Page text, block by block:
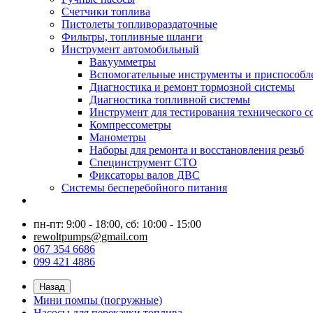
Счетчики топлива
Пистолеты топливораздаточные
Фильтры, топливные шланги
Инструмент автомобильный
Вакуумметры
Вспомогательные инструменты и
Диагностика и ремонт тормозной системы
Диагностика топливной системы
Инструмент для тестирования технического
Компрессометры
Манометры
Наборы для ремонта и восстановления резьб
Специнструмент СТО
Фиксаторы валов ДВС
Системы бесперебойного питания
пн-пт: 9:00 - 18:00, сб: 10:00 - 15:00
rewoltpumps@gmail.com
067 354 6686
099 421 4886
Назад
Мини помпы (погружные)